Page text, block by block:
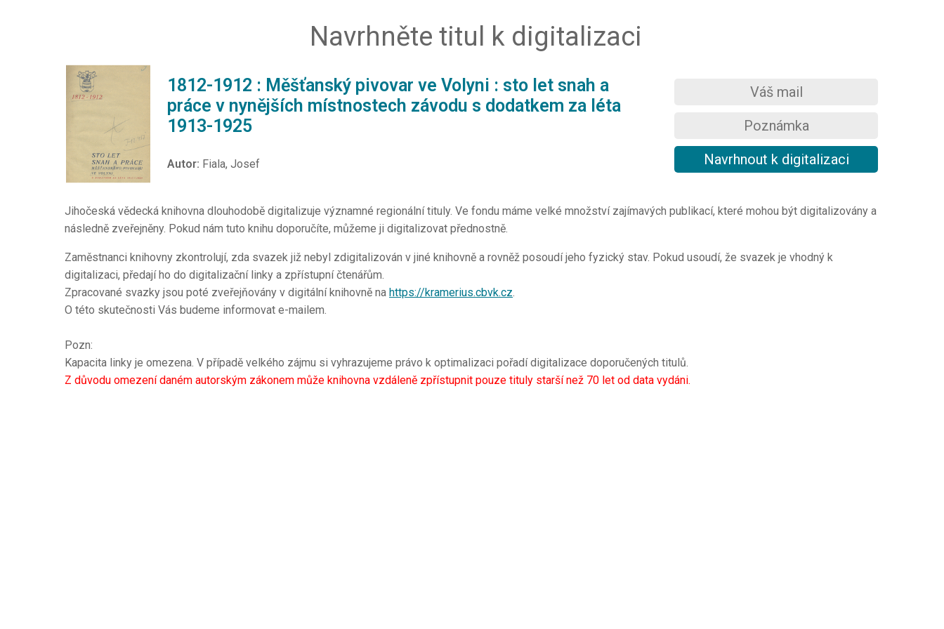
Navrhněte titul k digitalizaci
1812-1912 : Měšťanský pivovar ve Volyni : sto let snah a
práce v nynějších místnostech závodu s dodatkem za léta
1913-1925
Autor: Fiala, Josef
Jihočeská vědecká knihovna dlouhodobě digitalizuje významné regionální tituly. Ve fondu máme velké množství zajímavých publikací, které mohou být digitalizovány a
následně zveřejněny. Pokud nám tuto knihu doporučíte, můžeme ji digitalizovat přednostně.
Zaměstnanci knihovny zkontrolují, zda svazek již nebyl zdigitalizován v jiné knihovně a rovněž posoudí jeho fyzický stav. Pokud usoudí, že svazek je vhodný k
digitalizaci, předají ho do digitalizační linky a zpřístupní čtenářům.
Zpracované svazky jsou poté zveřejňovány v digitální knihovně na https://kramerius.cbvk.cz.
O této skutečnosti Vás budeme informovat e-mailem.
Pozn:
Kapacita linky je omezena. V případě velkého zájmu si vyhrazujeme právo k optimalizaci pořadí digitalizace doporučených titulů.
Z důvodu omezení daném autorským zákonem může knihovna vzdáleně zpřístupnit pouze tituly starší než 70 let od data vydáni.